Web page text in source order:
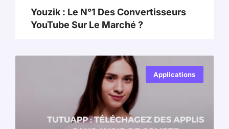
Youzik : Le N°1 Des Convertisseurs
YouTube Sur Le Marché ?
Applications